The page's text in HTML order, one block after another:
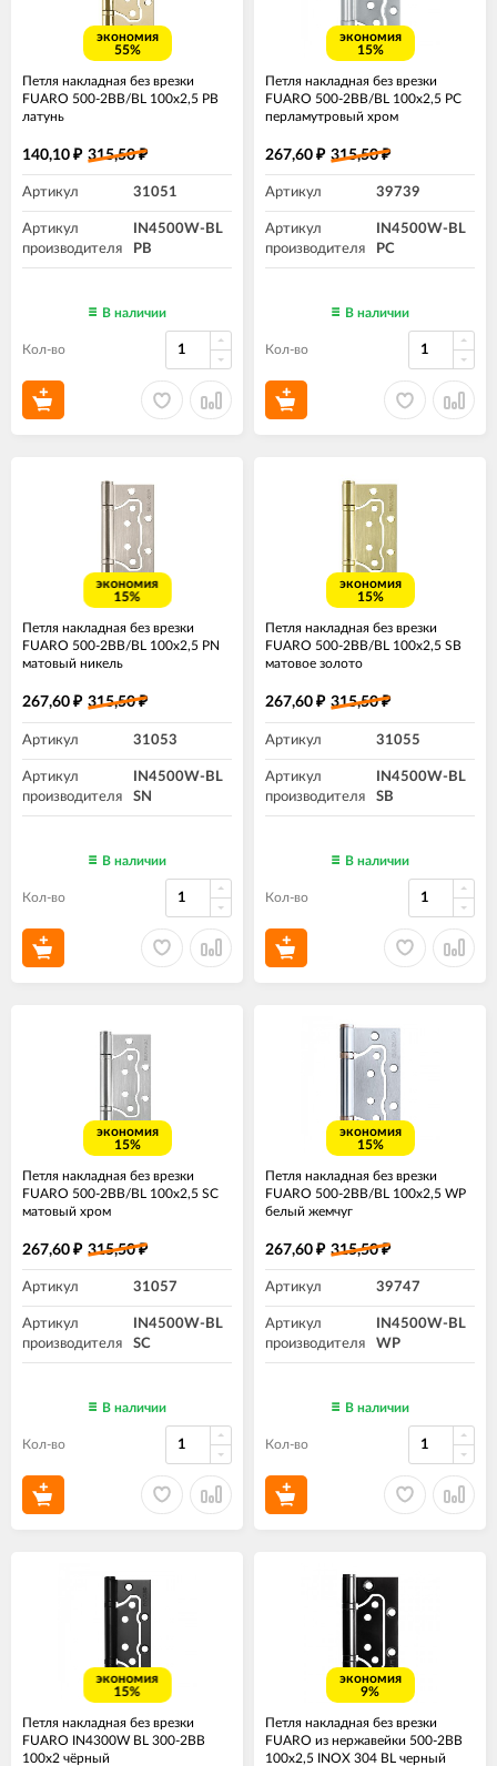
экономия
55%
Петля накладная без врезки
FUARO 500-2BB/BL 100x2,5 PB
латунь
140,10 ₽ 315,50₽
Артикул 31051
Артикул
производителя
IN4500W-BL
PB
В наличии
Кол-во
экономия
15%
Петля накладная без врезки
FUARO 500-2BB/BL 100x2,5 PC
перламутровый хром
267,60 ₽ 315,50₽
Артикул 39739
Артикул
производителя
IN4500W-BL
PC
В наличии
Кол-во
экономия
15%
Петля накладная без врезки
FUARO 500-2BB/BL 100x2,5 PN
матовый никель
267,60 ₽ 315,50₽
Артикул 31053
Артикул
производителя
IN4500W-BL
SN
В наличии
Кол-во
экономия
15%
Петля накладная без врезки
FUARO 500-2BB/BL 100x2,5 SB
матовое золото
267,60 ₽ 315,50₽
Артикул 31055
Артикул
производителя
IN4500W-BL
SB
В наличии
Кол-во
экономия
15%
Петля накладная без врезки
FUARO 500-2BB/BL 100x2,5 SC
матовый хром
267,60 ₽ 315,50₽
Артикул 31057
Артикул
производителя
IN4500W-BL
SC
В наличии
Кол-во
экономия
15%
Петля накладная без врезки
FUARO 500-2BB/BL 100x2,5 WP
белый жемчуг
267,60 ₽ 315,50₽
Артикул 39747
Артикул
производителя
IN4500W-BL
WP
В наличии
Кол-во
экономия
15%
Петля накладная без врезки
FUARO IN4300W BL 300-2BB
100x2 чёрный
экономия
9%
Петля накладная без врезки
FUARO из нержавейки 500-2BB
100x2,5 INOX 304 BL черный